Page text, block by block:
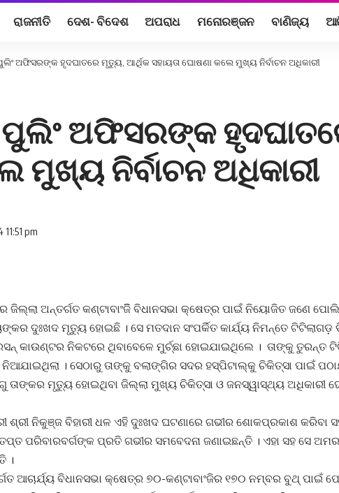
ରାଜନୀତି ଦେଶ- ବିଦେଶ ଅପରାଧ ମନୋରଞ୍ଜନ ବାଣିଜ୍ୟ
ଅଫିସରଙ୍କ ହୃଦଘାତରେ ମୃତ୍ୟୁ, ଆର୍ଥିକ ସହାୟତା ଘୋଷଣା କଲେ ମୁଖ୍ୟ ନିର୍ବାଚନ ଅଧିକାରୀ
ପୁଲିଂ ଅଫିସରଙ୍କ
ମୁଖ୍ୟ ନିର୍ବାଚନ ଅଧିକାରୀ
pm
ଜିଲ୍ଲା ଅନ୍ତର୍ଗତ କଣ୍ଟାବାଂଜିି ବିଧାନସଭା କ୍ଷେତ୍ର ପାଇଁ ନିୟୋଜିତ ଜଣେ
ଦୁଃଖଦ ମୃତ୍ୟୁ ହୋଇଛି । ସେ ମତଦାନ ସଂପର୍କିତ କାର୍ଯ୍ୟ ନିମନ୍ତେ ଟିଟିଲାଗଡ଼
କାଉଣ୍ଟର ନିକଟରେ ଥିବାବେଳେ ମୁର୍ଚ୍ଛା ହୋଇଯାଇଥିଲେ । ତାଙ୍କୁ ତୁରନ୍ତ
। ସେଠାରୁ ତାଙ୍କୁ ବଲାଙ୍ଗିର ସଦର ହସ୍‌ପିଟାଲ୍‌କୁ ଚିକିତ୍ସା ପାଇଁ
ତାଙ୍କର ମୃତ୍ୟୁ ହୋଇଥିବା ଜିଲ୍ଲା ମୁଖ୍ୟ ଚିକିତ୍ସା ଓ ଜନସ୍ୱାସ୍ଥ୍ୟ ଅଧିକାରୀ
ଶ୍ରୀ ନିକୁଞ୍ଜ ବିହାରୀ ଧଳ ଏହି ଦୁଃଖଦ ଘଟଣାରେ ଗଭୀର ଶୋକପ୍ରକାଶ କରିବା
ପରିବାରବର୍ଗଙ୍କ ପ୍ରତି ଗଭୀର ସମବେଦନା ଜଣାଇଛନ୍ତି । ଏହା ସହ ସେ
।
ଆଚାର୍ଯ୍ୟ ବିଧାନସଭା କ୍ଷେତ୍ର ୭୦-କଣ୍ଟାବାଂଜିର ୧୭୦ ନମ୍ବର ବୁଥ୍‌ ପାଇଁ